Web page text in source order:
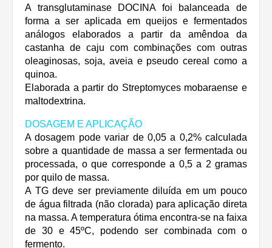
A transglutaminase DOCINA foi balanceada de
forma a ser aplicada em queijos e fermentados
análogos elaborados a partir da amêndoa da
castanha de caju com combinações com outras
oleaginosas, soja, aveia e pseudo cereal como a
quinoa.
Elaborada a partir do Streptomyces mobaraense e
maltodextrina.
DOSAGEM E APLICAÇÃO
A dosagem pode variar de 0,05 a 0,2% calculada
sobre a quantidade de massa a ser fermentada ou
processada, o que corresponde a 0,5 a 2 gramas
por quilo de massa.
A TG deve ser previamente diluída em um pouco
de água filtrada (não clorada) para aplicação direta
na massa. A temperatura ótima encontra-se na faixa
de 30 e 45ºC, podendo ser combinada com o
fermento.